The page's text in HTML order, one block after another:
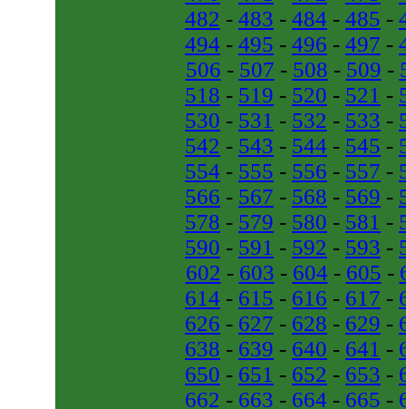
482 - 483 - 484 - 485 -
494 - 495 - 496 - 497 -
506 - 507 - 508 - 509 -
518 - 519 - 520 - 521 -
530 - 531 - 532 - 533 -
542 - 543 - 544 - 545 -
554 - 555 - 556 - 557 -
566 - 567 - 568 - 569 -
578 - 579 - 580 - 581 -
590 - 591 - 592 - 593 -
602 - 603 - 604 - 605 -
614 - 615 - 616 - 617 -
626 - 627 - 628 - 629 -
638 - 639 - 640 - 641 -
650 - 651 - 652 - 653 -
662 - 663 - 664 - 665 -